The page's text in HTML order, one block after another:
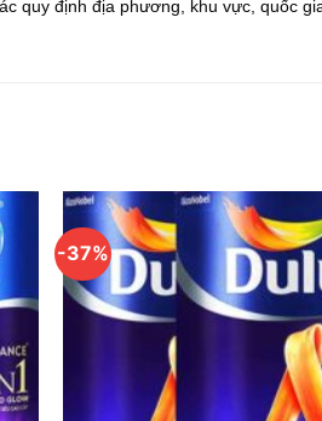
quy định địa phương, khu vực, quốc
-37%